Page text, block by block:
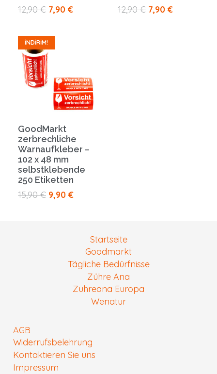
12,90€ Orijinal
12,90 €.
7,90 €Şu
12,90€ Orijinal
7,90 €Şu
İNDIRIM!
GoodMarkt
zerbrechliche
Warnaufkleber –
102 x 48 mm
selbstklebende
250 Etiketten
15,90€ Orijinal
9,90 €Şu
9,90 €.Startseite
Goodmarkt
Tägliche Bedürfnisse
Zühre Ana
Zuhreana Europa
Wenatur
AGB
Widerrufsbelehrung
Kontaktieren Sie uns
Impressum